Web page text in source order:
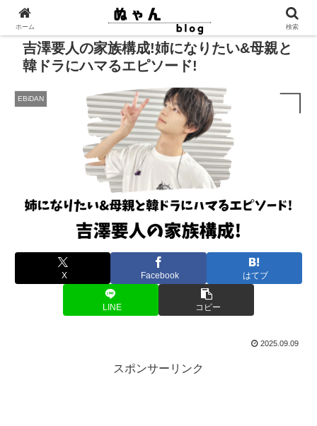
吉澤要人の家族構成!姉になりたい&母親と
韓ドラにハマるエピソード!
EBiDAN
X Facebook はてブ
LINE コピー
2025.09.09
スポンサーリンク
ホーム 検索